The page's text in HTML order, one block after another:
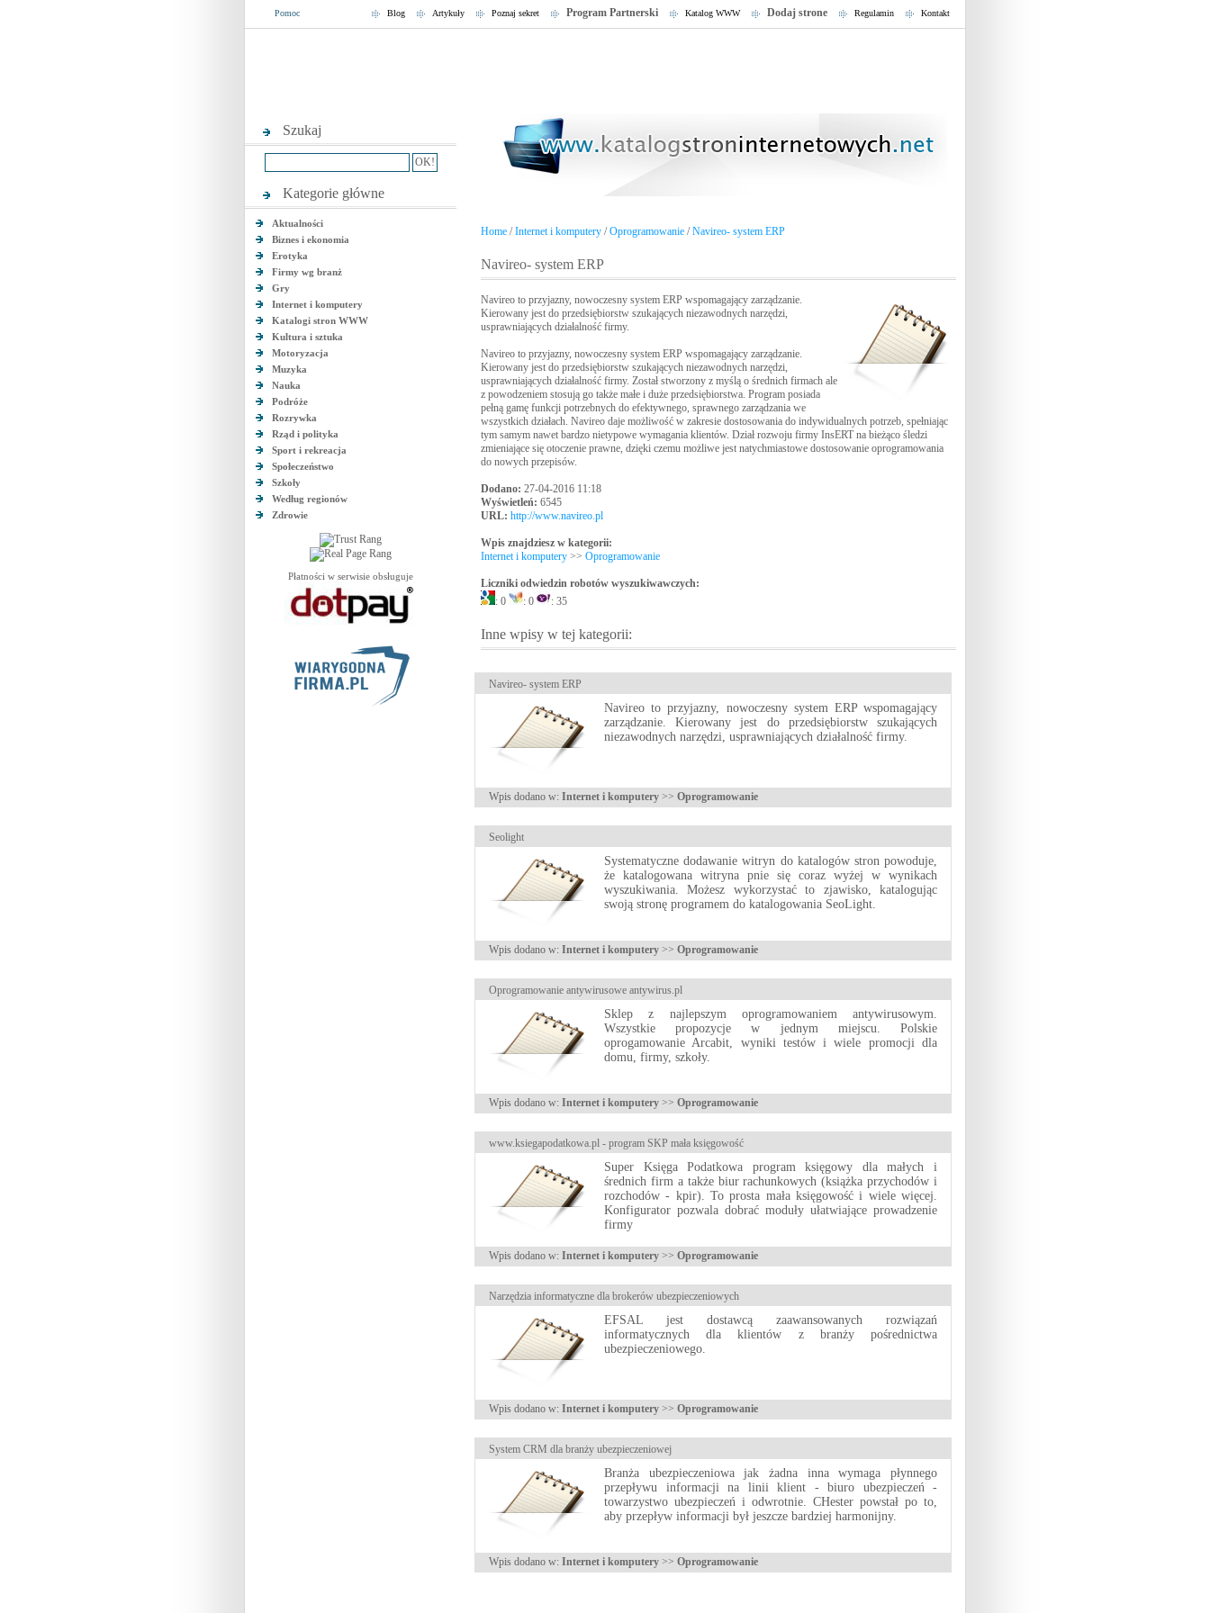
Pomoc Kontakt
Regulamin
Dodaj strone
Katalog WWW
Program Partnerski
Poznaj sekret
Artykuły
Blog
Szukaj
Kategorie główne
Aktualności
Biznes i ekonomia
Erotyka
Firmy wg branż
Gry
Internet i komputery
Katalogi stron WWW
Kultura i sztuka
Motoryzacja
Muzyka
Nauka
Podróże
Rozrywka
Rząd i polityka
Sport i rekreacja
Społeczeństwo
Szkoły
Według regionów
Zdrowie
Płatności w serwisie obsługuje
Home /Internet i komputery /Oprogramowanie /Navireo- system ERP
Navireo- system ERP
Navireo to przyjazny, nowoczesny system ERP wspomagający zarządzanie.
Kierowany jest do przedsiębiorstw szukających niezawodnych narzędzi,
usprawniających działalność firmy.
Navireo to przyjazny, nowoczesny system ERP wspomagający zarządzanie.
Kierowany jest do przedsiębiorstw szukających niezawodnych narzędzi,
usprawniających działalność firmy. Został stworzony z myślą o średnich firmach ale
z powodzeniem stosują go także małe i duże przedsiębiorstwa. Program posiada
pełną gamę funkcji potrzebnych do efektywnego, sprawnego zarządzania we
wszystkich działach. Navireo daje możliwość w zakresie dostosowania do indywidualnych potrzeb, spełniając
tym samym nawet bardzo nietypowe wymagania klientów. Dział rozwoju firmy InsERT na bieżąco śledzi
zmieniające się otoczenie prawne, dzięki czemu możliwe jest natychmiastowe dostosowanie oprogramowania
do nowych przepisów.
Dodano: 27-04-2016 11:18
Wyświetleń: 6545
URL: http://www.navireo.pl
Wpis znajdziesz w kategorii:
Internet i komputery >> Oprogramowanie
Liczniki odwiedzin robotów wyszukiwawczych:
: 0
: 0 : 35
Inne wpisy w tej kategorii:
Navireo- system ERP
Navireo to przyjazny, nowoczesny system ERP wspomagający
zarządzanie. Kierowany jest do przedsiębiorstw szukających
niezawodnych narzędzi, usprawniających działalność firmy.
Wpis dodano w: Internet i komputery >> Oprogramowanie
Seolight
Systematyczne dodawanie witryn do katalogów stron powoduje,
że katalogowana witryna pnie się coraz wyżej w wynikach
wyszukiwania. Możesz wykorzystać to zjawisko, katalogując
swoją stronę programem do katalogowania SeoLight.
Wpis dodano w: Internet i komputery >> Oprogramowanie
Oprogramowanie antywirusowe antywirus.pl
Sklep z najlepszym oprogramowaniem antywirusowym.
Wszystkie propozycje w jednym miejscu. Polskie
oprogamowanie Arcabit, wyniki testów i wiele promocji dla
domu, firmy, szkoły.
Wpis dodano w: Internet i komputery >> Oprogramowanie
www.ksiegapodatkowa.pl - program SKP mała księgowość
Super Księga Podatkowa program księgowy dla małych i
średnich firm a także biur rachunkowych (książka przychodów i
rozchodów - kpir). To prosta mała księgowość i wiele więcej.
Konfigurator pozwala dobrać moduły ułatwiające prowadzenie
firmy
Wpis dodano w: Internet i komputery >> Oprogramowanie
Narzędzia informatyczne dla brokerów ubezpieczeniowych
EFSAL jest dostawcą zaawansowanych rozwiązań
informatycznych dla klientów z branży pośrednictwa
ubezpieczeniowego.
Wpis dodano w: Internet i komputery >> Oprogramowanie
System CRM dla branży ubezpieczeniowej
Branża ubezpieczeniowa jak żadna inna wymaga płynnego
przepływu informacji na linii klient - biuro ubezpieczeń -
towarzystwo ubezpieczeń i odwrotnie. CHester powstał po to,
aby przepływ informacji był jeszcze bardziej harmonijny.
Wpis dodano w: Internet i komputery >> Oprogramowanie